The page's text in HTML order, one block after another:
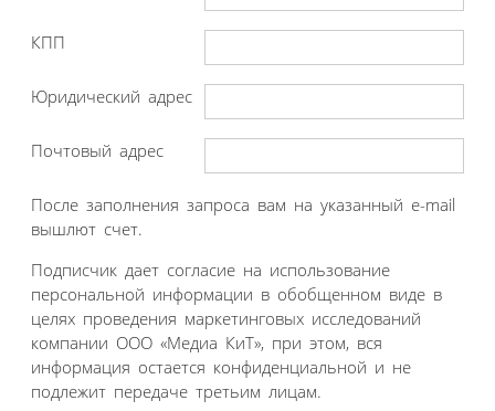
КПП
Юридический адрес
Почтовый адрес
После заполнения запроса вам на указанный e-mail
вышлют счет.
Подписчик дает согласие на использование
персональной информации в обобщенном виде в
целях проведения маркетинговых исследований
компании ООО «Медиа КиТ», при этом, вся
информация остается конфиденциальной и не
подлежит передаче третьим лицам.